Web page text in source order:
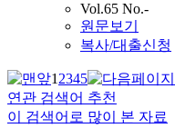
Vol.65 No.-
원문보기
복사/대출신청
12345
연관 검색어 추천
이 검색어로 많이 본 자료